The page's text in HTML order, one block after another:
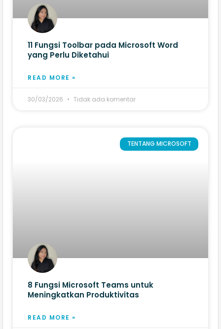
11 Fungsi Toolbar pada Microsoft Word​
yang Perlu Diketahui
READ MORE »
30/03/2026 Tidak ada komentar
TENTANG MICROSOFT
8 Fungsi Microsoft Teams​ untuk
Meningkatkan Produktivitas
READ MORE »